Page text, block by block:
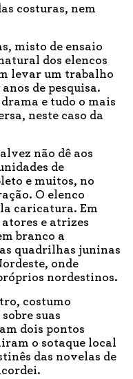
costuras, nem
misto de ensaio
dos elencos
levar um trabalho
de pesquisa.
e tudo o mais
neste caso da
não dê aos
de
e muitos, no
O elenco
caricatura. Em
e atrizes
branco a
quadrilhas juninas
onde
nordestinos.
costumo
suas
dois pontos
o sotaque local
das novelas de